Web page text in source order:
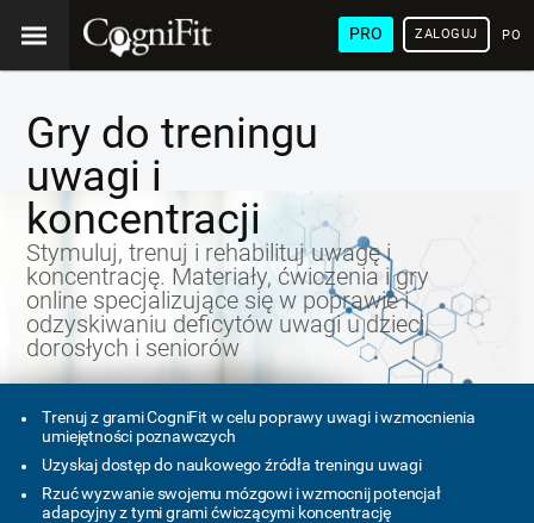
PRO ZALOGUJ
Gry do treningu
uwagi i
koncentracji
Stymuluj, trenuj i rehabilituj uwagę i
koncentrację. Materiały, ćwiczenia i gry
online specjalizujące się w poprawie i
odzyskiwaniu deficytów uwagi u dzieci,
dorosłych i seniorów
Trenuj z grami CogniFit w celu poprawy uwagi i wzmocnienia
umiejętności poznawczych
Uzyskaj dostęp do naukowego źródła treningu uwagi
Rzuć wyzwanie swojemu mózgowi i wzmocnij potencjał
adapcyjny z tymi grami ćwiczącymi koncentrację